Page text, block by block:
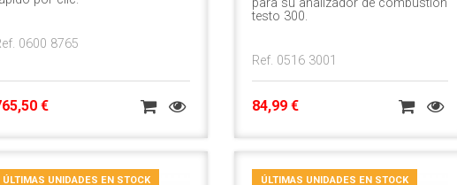
0600 8765
€
para su analizador de combustión
testo 300.
Ref. 0516 3001
84,99 €
ÚLTIMAS UNIDADES EN STOCK ÚLTIMAS UNIDADES EN STOCK